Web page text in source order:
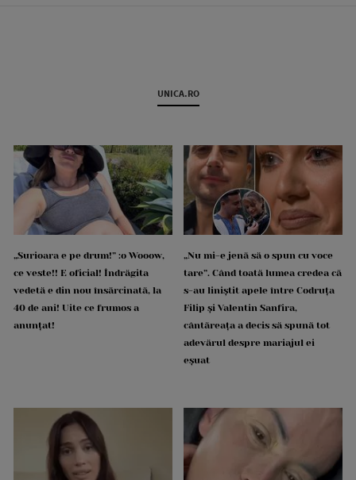
UNICA.RO
„Surioara e pe drum!” :o Wooow,
ce veste!! E oficial! Îndrăgita
vedetă e din nou însărcinată, la
40 de ani! Uite ce frumos a
anunțat!
„Nu mi-e jenă să o spun cu voce
tare”. Când toată lumea credea că
s-au liniștit apele între Codruța
Filip și Valentin Sanfira,
cântăreața a decis să spună tot
adevărul despre mariajul ei
eșuat